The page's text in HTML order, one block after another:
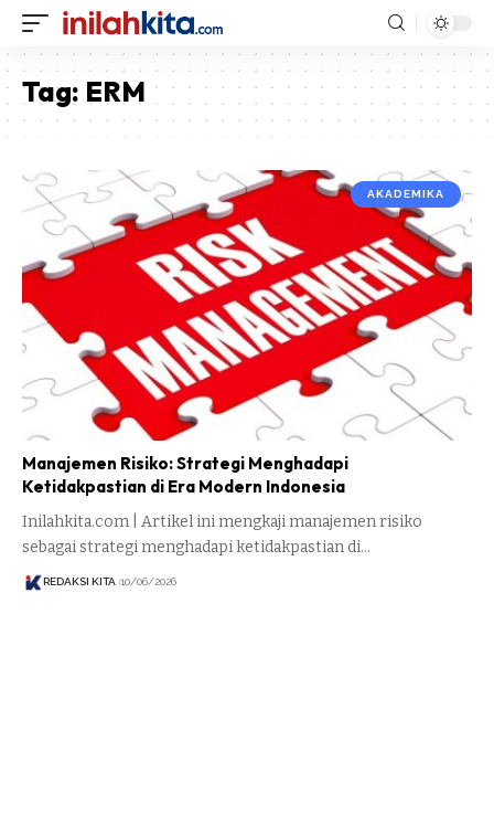
Tag: ERM
AKADEMIKA
Manajemen Risiko: Strategi Menghadapi
Ketidakpastian di Era Modern Indonesia
Inilahkita.com | Artikel ini mengkaji manajemen risiko
sebagai strategi menghadapi ketidakpastian di…
REDAKSI KITA 10/06/2026